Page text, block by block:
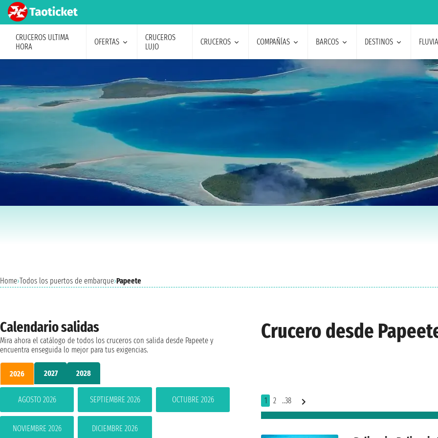
CRUCEROS ULTIMA
HORA
OFERTAS
CRUCEROS
LUJO
CRUCEROS COMPAÑÍAS BARCOS DESTINOS
Home›Todos los puertos de embarque›Papeete
Crucero desde
1 2 ..38
Calendario salidas
Mira ahora el catálogo de todos los cruceros con salida desde Papeete y
encuentra enseguida lo mejor para tus exigencias.
2026 2027 2028
AGOSTO 2026 SEPTIEMBRE 2026 OCTUBRE 2026
NOVIEMBRE 2026 DICIEMBRE 2026